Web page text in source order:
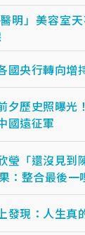
明」美容室
央行轉向增
夕歷史照曝光
國遠征軍
瑩「還沒見
：整合最後一
發現：人生真